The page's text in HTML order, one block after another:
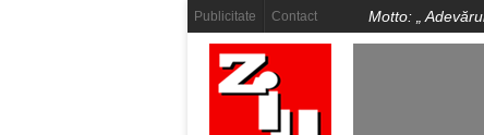
Publicitate Contact Motto: „